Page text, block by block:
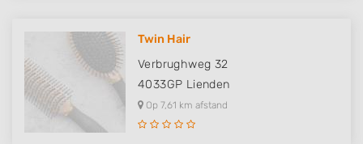
Twin Hair
Verbrughweg 32
4033GP Lienden
Op 7,61 km afstand